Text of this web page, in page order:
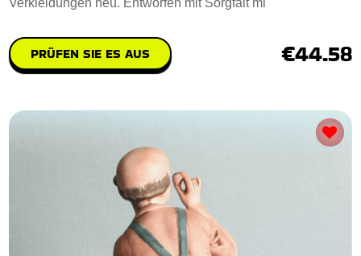
Verkleidungen neu. Entworfen mit Sorgfalt mi
PRÜFEN SIE ES AUS €44.58